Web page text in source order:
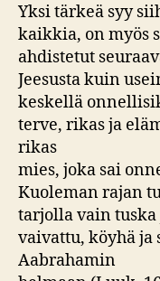
Yksi tärkeä syy
kaikkia, on myös
ahdistetut
Jeesusta kuin
keskellä
terve, rikas ja
rikas
mies, joka sai
Kuoleman rajan
tarjolla vain tuska
vaivattu, köyhä ja
Aabrahamin